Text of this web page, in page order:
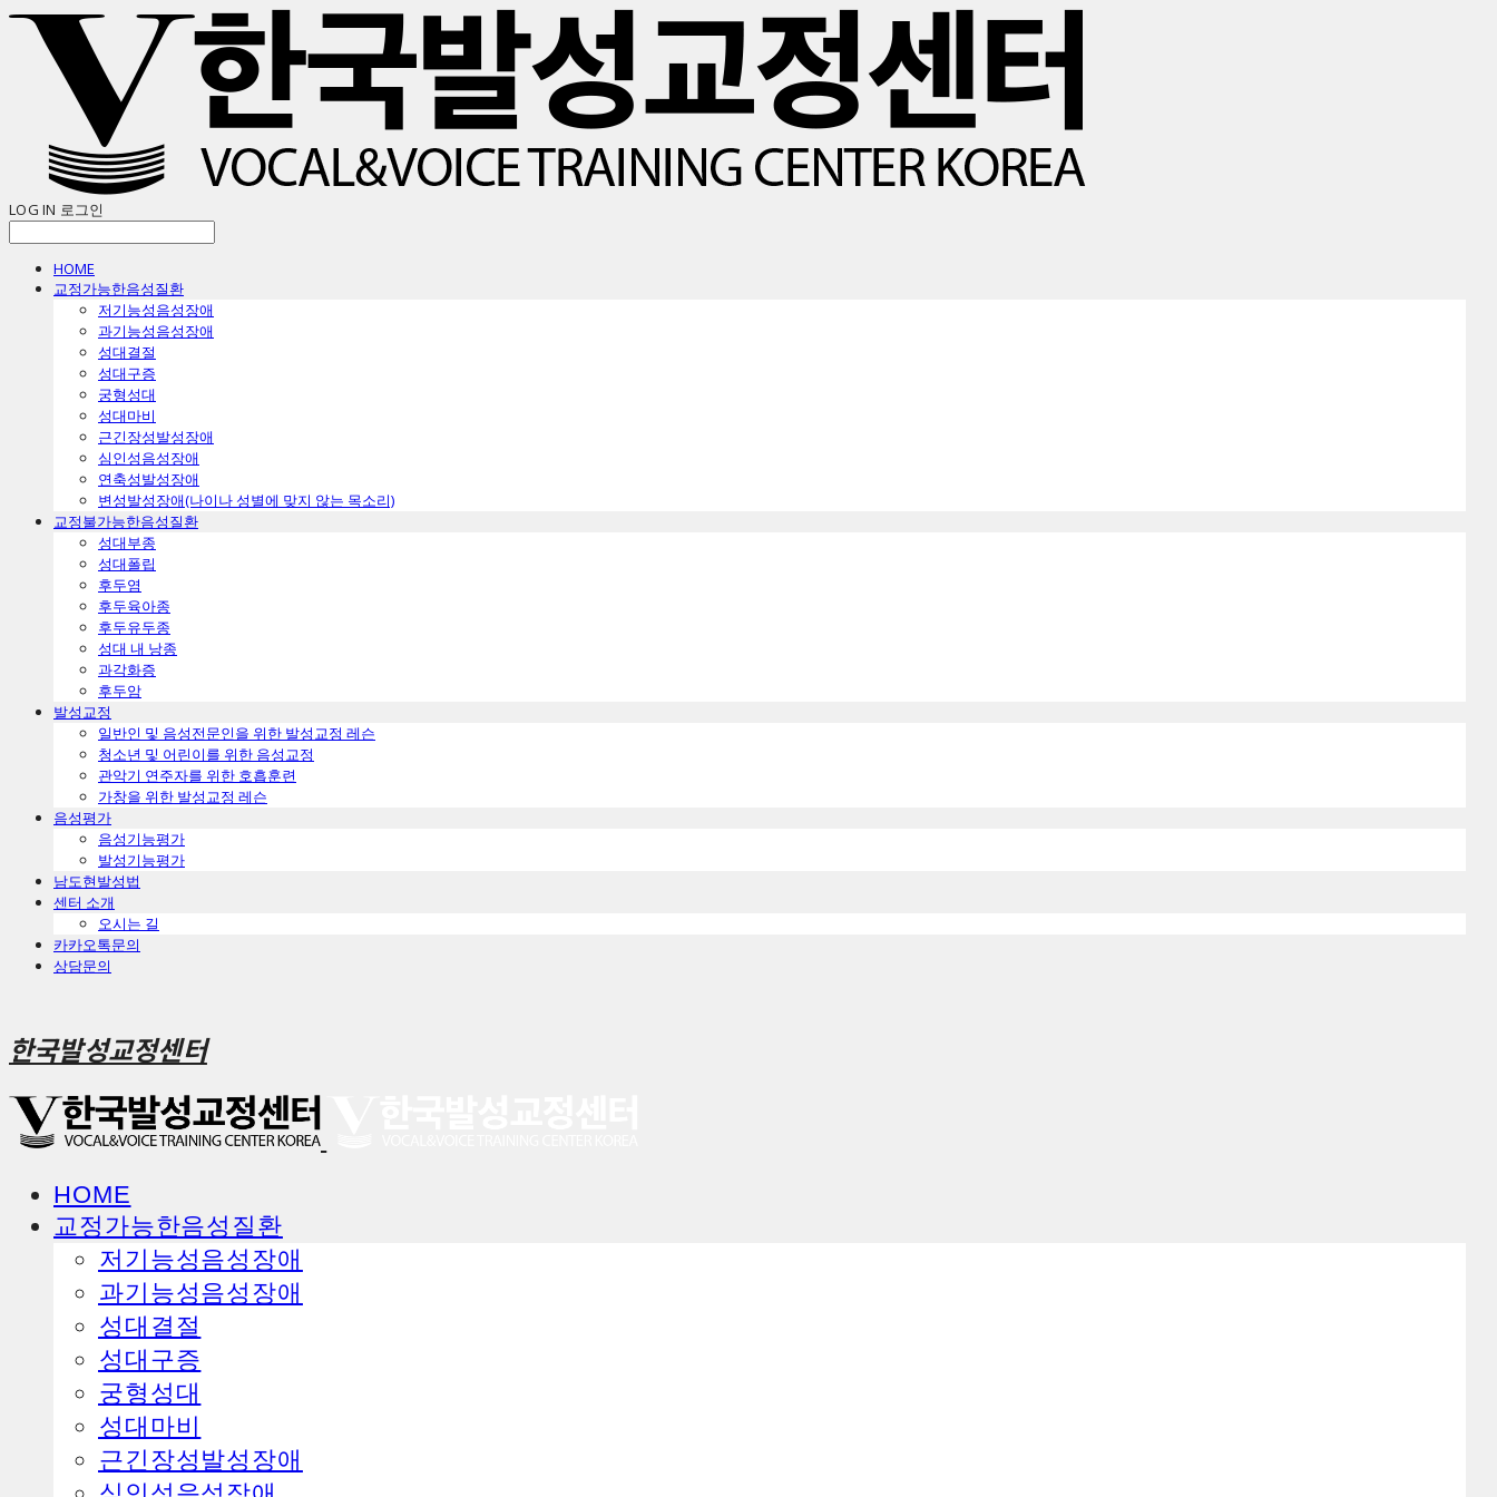
LOG IN 로그인
HOME
교정가능한음성질환
ㅤ저기능성음성장애
ㅤ과기능성음성장애
ㅤ성대결절
ㅤ성대구증
ㅤ궁형성대
ㅤ성대마비
ㅤ근긴장성발성장애
ㅤ심인성음성장애
ㅤ연축성발성장애
ㅤ변성발성장애(나이나 성별에 맞지 않는 목소리)
교정불가능한음성질환
ㅤ성대부종
ㅤ성대폴립
ㅤ후두염
ㅤ후두육아종
ㅤ후두유두종
ㅤ성대 내 낭종
ㅤ과각화증
ㅤ후두암
발성교정
일반인 및 음성전문인을 위한 발성교정 레슨
청소년 및 어린이를 위한 음성교정
관악기 연주자를 위한 호흡훈련
가창을 위한 발성교정 레슨
음성평가
음성기능평가
발성기능평가
남도현발성법
센터 소개
오시는 길
카카오톡문의
상담문의
한국발성교정센터
HOME
교정가능한음성질환
ㅤ저기능성음성장애
ㅤ과기능성음성장애
ㅤ성대결절
ㅤ성대구증
ㅤ궁형성대
ㅤ성대마비
ㅤ근긴장성발성장애